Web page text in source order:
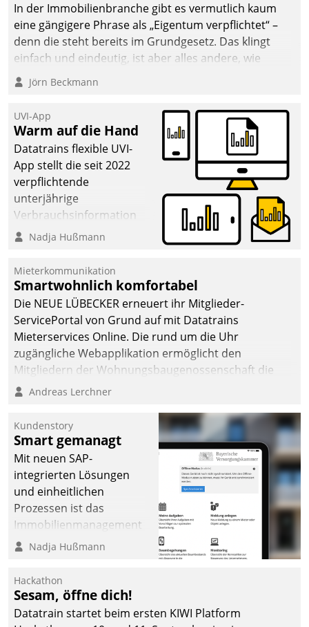
In der Immobilienbranche gibt es vermutlich kaum
eine gängigere Phrase als „Eigentum verpflichtet“ –
denn die steht bereits im Grundgesetz. Das klingt
einfach und eindeutig, ist aber alles andere, wie
Branchenbeschäftigte wissen. Denn mit der
Verantwortung folgen Verpflichtungen.
Jörn Beckmann
UVI-App
Warm auf die Hand
Datatrains flexible UVI-
App stellt die seit 2022
verpflichtende
unterjährige
Verbrauchsinformation
schnell, zuverlässig und
Die monatlichen
Mitteilungen zum
Heizungs- und
Wasserverbrauch gehen
automatisiert, vollständig
und auf Wunsch über
mehrere zuvor
Kommunikationswege bei
Nadja Hußmann
Mieterkommunikation
Smartwohnlich komfortabel
Die NEUE LÜBECKER erneuert ihr Mitglieder-
ServicePortal von Grund auf mit Datatrains
Mieterservices Online. Die rund um die Uhr
zugängliche Webapplikation ermöglicht den
Mitgliedern der Wohnungs­bau­genossenschaft die
Kontaktaufnahme per Smartphone, Tablet oder PC.
Andreas Lerchner
Kundenstory
Smart gemanagt
Mit neuen SAP-
integrierten Lösungen
und einheitlichen
Prozessen ist das
Immobilienmanagement
der Bayerischen
Ressort Kapitalanlage für
künftige Aufgaben und
Herausforderungen
Nadja Hußmann
Hackathon
Sesam, öffne dich!
Datatrain startet beim ersten KIWI Platform